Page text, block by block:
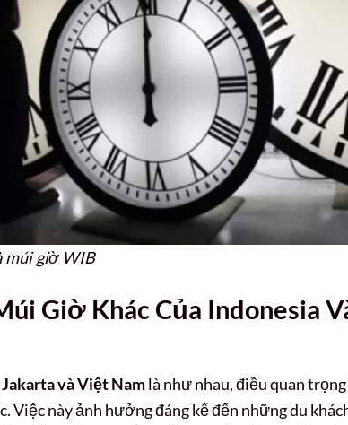
múi giờ WIB
Giờ Khác Của Indonesia
và Việt Namlà như nhau, điều quan
Việc này ảnh hưởng đáng kể đến những du